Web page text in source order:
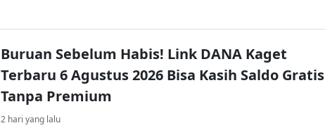
Buruan Sebelum Habis! Link DANA Kaget
Terbaru 6 Agustus 2026 Bisa Kasih Saldo Gratis
Tanpa Premium
2 hari yang lalu